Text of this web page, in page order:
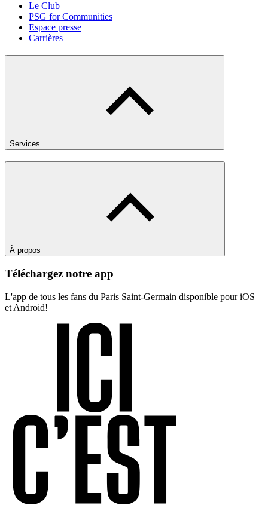
Le Club
PSG for Communities
Espace presse
Carrières
Services
À propos
Téléchargez notre app
L'app de tous les fans du Paris Saint-Germain disponible pour iOS
et Android!